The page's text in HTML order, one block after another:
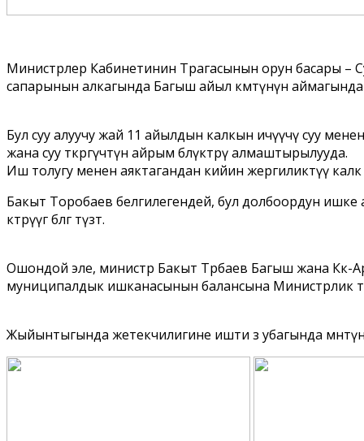
Министрлер Кабинетинин Төрагасынын орун басары –
сапарынын алкагында Багыш айыл өкмөтүнүн
Бул суу алуучу жай 11 айылдын калкын ичүүчү суу
жана суу өткөргүчтүн айрым бөлүктөрү алмаштырылууда.
Иш толугу менен аяктагандан кийин жергиликтүү
Бакыт Торобаев белгилегендей, бул долбоордун
көтөрүүгө өбөлгө түзөт.
Ошондой эле, министр Бакыт Төрөбаев Багыш жана Көк-
муниципалдык ишканасынын балансына Министрлик
Жыйынтыгында жетекчилигине ишти өз убагында